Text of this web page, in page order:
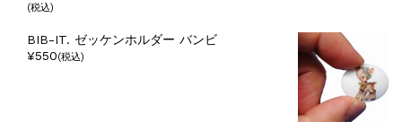
(税込)
BIB-IT. ゼッケンホルダー バンビ
¥550(税込)